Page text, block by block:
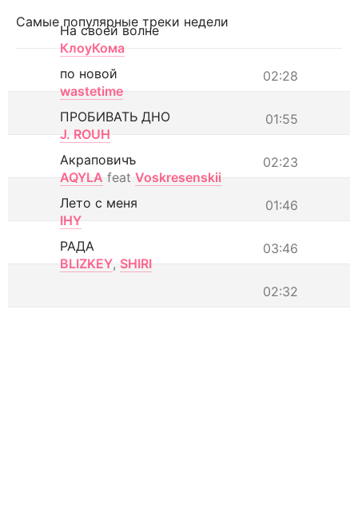
Самые популярные треки недели
На своей волне
КлоуКома
02:28
по новой
wastetime
01:55
ПРОБИВАТЬ ДНО
J. ROUH
02:23
Акраповичъ
AQYLA feat Voskresenskii
01:46
Лето с меня
IHY
03:46
РАДА
BLIZKEY, SHIRI
02:32